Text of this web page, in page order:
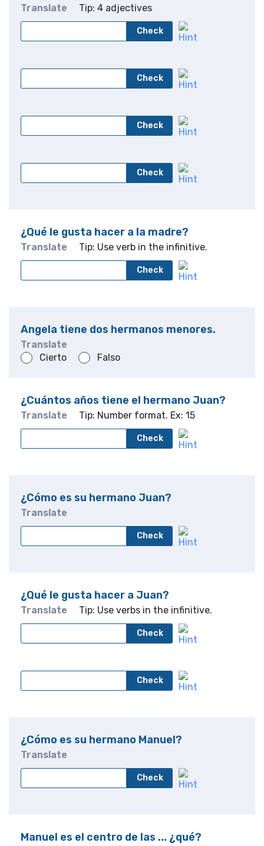
Translate Tip: 4 adjectives
Check
Check
Check
Check
¿Qué le gusta hacer a la madre?
Translate Tip: Use verb in the infinitive.
Check
Angela tiene dos hermanos menores.
Translate
Cierto
Falso
¿Cuántos años tiene el hermano Juan?
Translate Tip: Number format. Ex: 15
Check
¿Cómo es su hermano Juan?
Translate
Check
¿Qué le gusta hacer a Juan?
Translate Tip: Use verbs in the infinitive.
Check
Check
¿Cómo es su hermano Manuel?
Translate
Check
Manuel es el centro de las ... ¿qué?